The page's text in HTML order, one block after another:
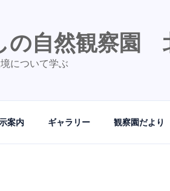
の自然観察園
について学ぶ
案内 ギャラリー 観察園だより